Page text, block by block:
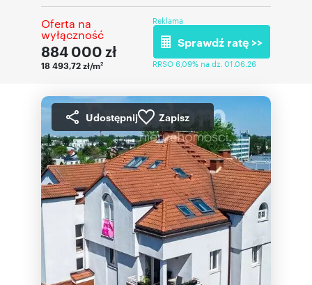
Oferta na
wyłączność
884 000 zł
18 493,72 zł/m2
Reklama
Sprawdź ratę >>
RRSO 6,09% na dz. 01.06.26
Udostępnij Zapisz